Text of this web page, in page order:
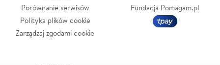
Porównanie serwisów
Polityka plików cookie
Zarządzaj zgodami cookie
Fundacja Pomagam.pl